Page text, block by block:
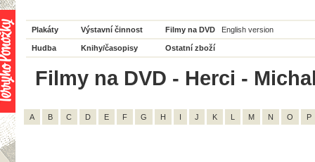
Plakáty Výstavní činnost Filmy na DVD English version
Hudba Knihy/časopisy Ostatní zboží
Filmy na DVD - Herci -
A B C D E F G H I J K L M N O P